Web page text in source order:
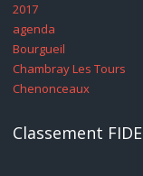
2017
agenda
Bourgueil
Chambray Les Tours
Chenonceaux
Classement FIDE